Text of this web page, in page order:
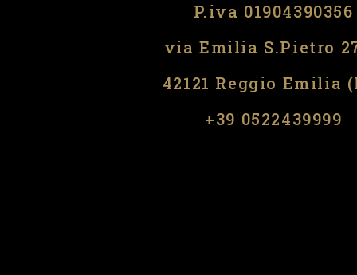
P.iva 01904390356
via Emilia S.Pietro
42121 Reggio Emilia
​​+39 0522439999